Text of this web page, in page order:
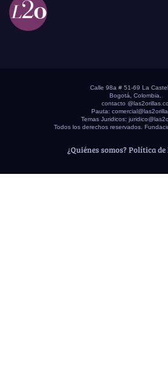
Calle 98a # 51-69 La
Bogotá, Colombia.
contacto @las2orillas.co
Pauta:
Temas Juridicos:
Todos los derechos reservados.
¿Quiénes somos? Política